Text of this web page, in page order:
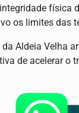
física
os limites das
Aldeia Velha
de acelerar